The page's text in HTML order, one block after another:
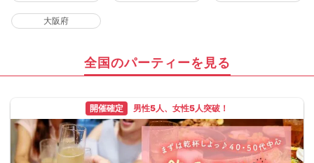
大阪府
全国のパーティーを見る
開催確定 男性5人、女性5人突破！